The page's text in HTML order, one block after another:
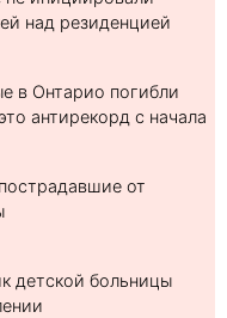
над резиденцией
в Онтарио погибли
антирекорд с начала
от
детской больницы